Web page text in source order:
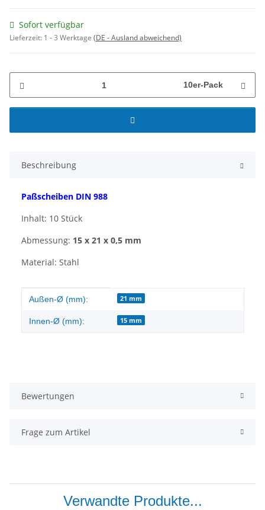
Sofort verfügbar
Lieferzeit: 1 - 3 Werktage (DE - Ausland abweichend)
10er-Pack
Beschreibung
Paßscheiben DIN 988
Inhalt: 10 Stück
Abmessung: 15 x 21 x 0,5 mm
Material: Stahl
Produkteigenschaft
Wert
Außen-Ø (mm): 21 mm
Innen-Ø (mm): 15 mm
Bewertungen
Frage zum Artikel
Verwandte Produkte...